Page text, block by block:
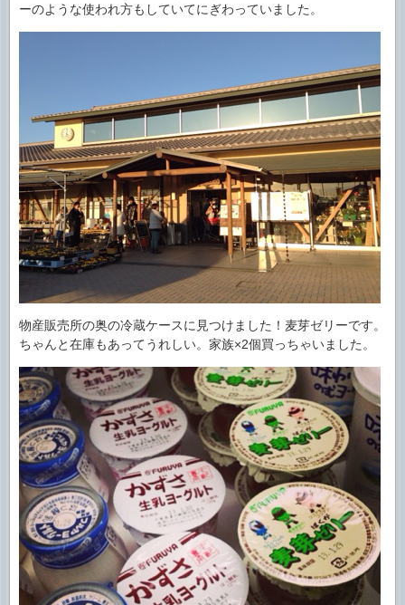
ーのような使われ方もしていてにぎわっていました。
物産販売所の奥の冷蔵ケースに見つけました！麦芽ゼリーです。
ちゃんと在庫もあってうれしい。家族×2個買っちゃいました。